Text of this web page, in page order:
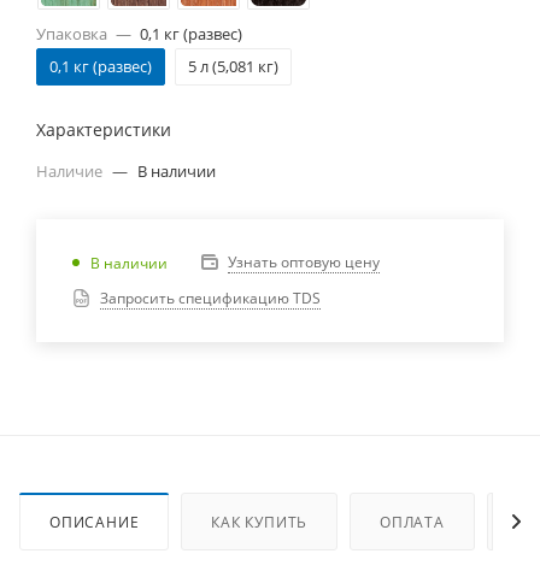
Упаковка — 0,1 кг (развес)
0,1 кг (развес)
5 л (5,081 кг)
Характеристики
Наличие — В наличии
В наличии
Узнать оптовую цену
Запросить спецификацию TDS
ОПИСАНИЕ КАК КУПИТЬ ОПЛАТА